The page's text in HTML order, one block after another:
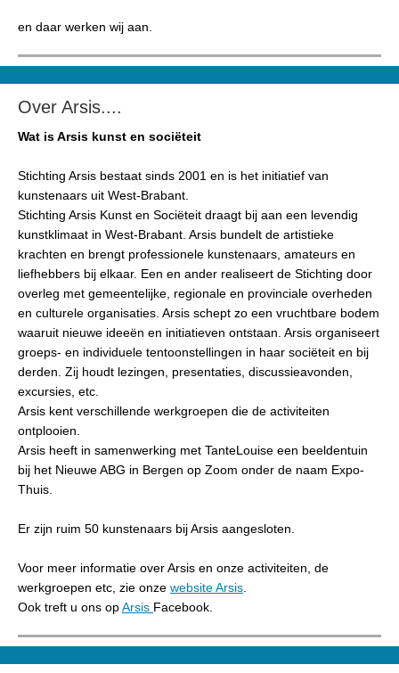
en daar werken wij aan.
Over Arsis....
Wat is Arsis kunst en sociëteit
Stichting Arsis bestaat sinds 2001 en is het initiatief van
kunstenaars uit West-Brabant.
Stichting Arsis Kunst en Sociëteit draagt bij aan een levendig
kunstklimaat in West-Brabant. Arsis bundelt de artistieke
krachten en brengt professionele kunstenaars, amateurs en
liefhebbers bij elkaar. Een en ander realiseert de Stichting door
overleg met gemeentelijke, regionale en provinciale overheden
en culturele organisaties. Arsis schept zo een vruchtbare bodem
waaruit nieuwe ideeën en initiatieven ontstaan. Arsis organiseert
groeps- en individuele tentoonstellingen in haar sociëteit en bij
derden. Zij houdt lezingen, presentaties, discussieavonden,
excursies, etc.
Arsis kent verschillende werkgroepen die de activiteiten
ontplooien.
Arsis heeft in samenwerking met TanteLouise een beeldentuin
bij het Nieuwe ABG in Bergen op Zoom onder de naam Expo-
Thuis.
Er zijn ruim 50 kunstenaars bij Arsis aangesloten.
Voor meer informatie over Arsis en onze activiteiten, de
werkgroepen etc, zie onze website Arsis
Ook treft u ons opArsis Facebook.